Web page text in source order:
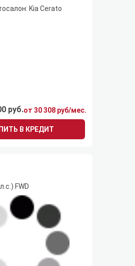
руб.от 30 308 руб/мес.
В КРЕДИТ
FWD